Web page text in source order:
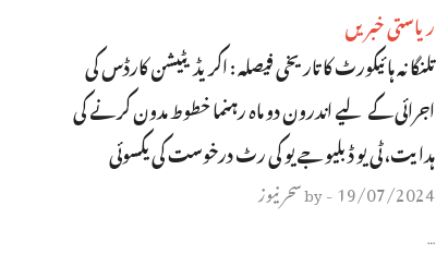
ریاستی خبریں
تلنگانہ ہائیکورٹ کا تاریخی فیصلہ : اکریڈیٹیشن کارڈس کی
اجرائی کے لیے اندرون دو ماہ رہنما خطوط مدون کرنے کی
ہدایت، ٹی یو ڈبلیو جے یو کی رٹ درخوست کی یکسوئی
19/07/2024
-
byسحر نیوز
…